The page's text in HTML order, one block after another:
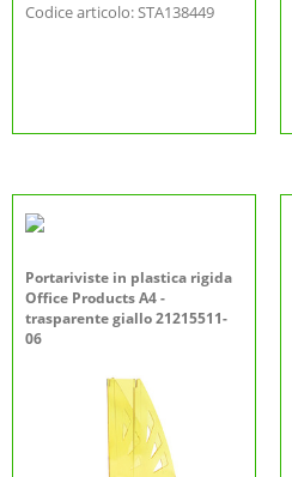
Codice articolo: STA138449
Portariviste in plastica rigida
Office Products A4 -
trasparente giallo 21215511-
06